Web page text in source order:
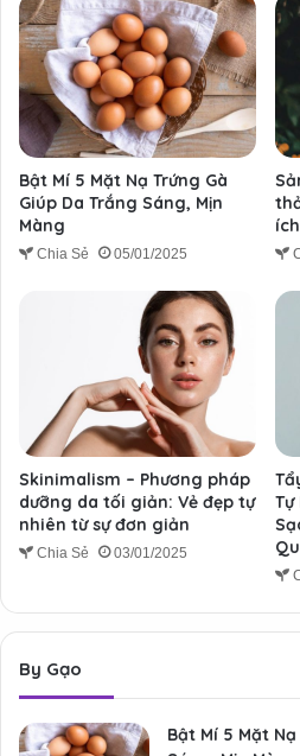
Bật Mí 5 Mặt Nạ Trứng Gà
Giúp Da Trắng Sáng, Mịn
Màng
Chia Sẻ 05/01/2025
ích
Skinimalism – Phương pháp
dưỡng da tối giản: Vẻ đẹp tự
nhiên từ sự đơn giản
Chia Sẻ 03/01/2025
Tự
By Gạo
Bật Mí 5 Mặt